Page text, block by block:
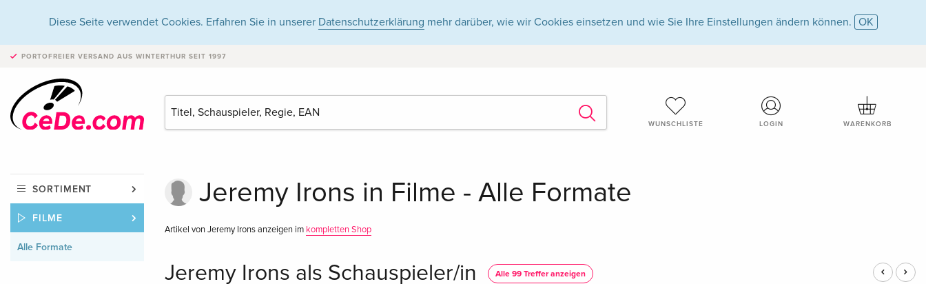
Diese Seite verwendet Cookies. Erfahren Sie in unserer Datenschutzerklärung mehr darüber, wie wir Cookies einsetzen und wie Sie Ihre Einstellungen ändern können. OK
PORTOFREIER VERSAND AUS WINTERTHUR SEIT 1997
WUNSCHLISTE LOGIN WARENKORB
SORTIMENT
FILME
Alle Formate
Jeremy Irons in Filme - Alle Formate
Artikel von Jeremy Irons anzeigen im kompletten Shop
Jeremy Irons als Schauspieler/in Alle 99 Treffer anzeigen